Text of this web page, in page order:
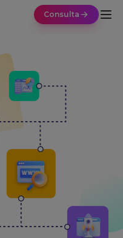
Consulta